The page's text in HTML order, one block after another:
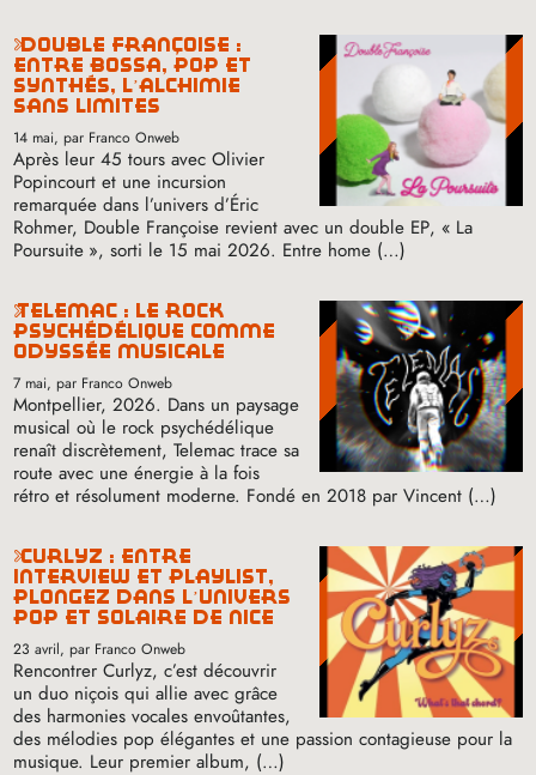
double françoise :
entre bossa, pop et
synthés, l’alchimie
sans limites
14 mai, par Franco Onweb
Après leur 45 tours avec Olivier
Popincourt et une incursion
remarquée dans l’univers d’Éric
Rohmer, Double Françoise revient avec un double EP, « La
Poursuite », sorti le 15 mai 2026. Entre home (…)
telemac : le rock
psychédélique comme
odyssée musicale
7 mai, par Franco Onweb
Montpellier, 2026. Dans un paysage
musical où le rock psychédélique
renaît discrètement, Telemac trace sa
route avec une énergie à la fois
rétro et résolument moderne. Fondé en 2018 par Vincent (…)
curlyz : entre
interview et playlist,
plongez dans l’univers
pop et solaire de nice
23 avril, par Franco Onweb
Rencontrer Curlyz, c’est découvrir
un duo niçois qui allie avec grâce
des harmonies vocales envoûtantes,
des mélodies pop élégantes et une passion contagieuse pour la
musique. Leur premier album, (…)